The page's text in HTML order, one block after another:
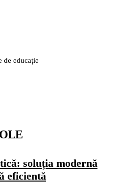
de educație
soluția modernă
eficientă